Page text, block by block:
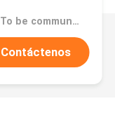
Precio：To be communicated
Contáctenos